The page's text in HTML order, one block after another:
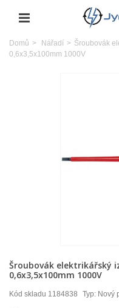
Domů > Nářadí > Šroubovák
0,6x3,5x100mm 1000V
Šroubovák elektrikářský
0,6x3,5x100mm 1000V
Kód skladu 1184838 Typ: Nový